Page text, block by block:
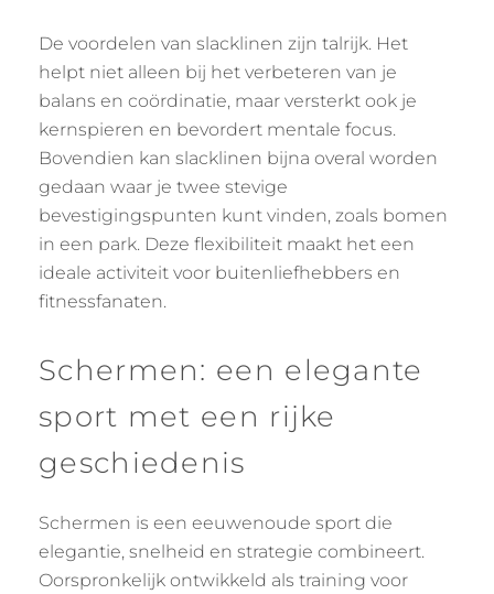
De voordelen van slacklinen zijn talrijk. Het
helpt niet alleen bij het verbeteren van je
balans en coördinatie, maar versterkt ook je
kernspieren en bevordert mentale focus.
Bovendien kan slacklinen bijna overal worden
gedaan waar je twee stevige
bevestigingspunten kunt vinden, zoals bomen
in een park. Deze flexibiliteit maakt het een
ideale activiteit voor buitenliefhebbers en
fitnessfanaten.
Schermen: een elegante
sport met een rijke
geschiedenis
Schermen is een eeuwenoude sport die
elegantie, snelheid en strategie combineert.
Oorspronkelijk ontwikkeld als training voor